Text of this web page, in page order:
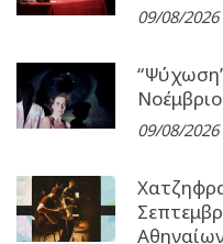
09/08/2026
09/08/2026